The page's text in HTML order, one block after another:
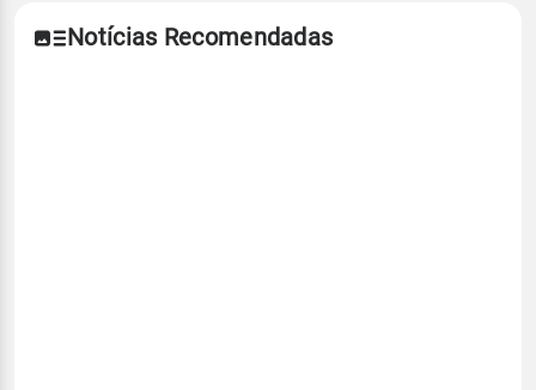
Notícias Recomendadas